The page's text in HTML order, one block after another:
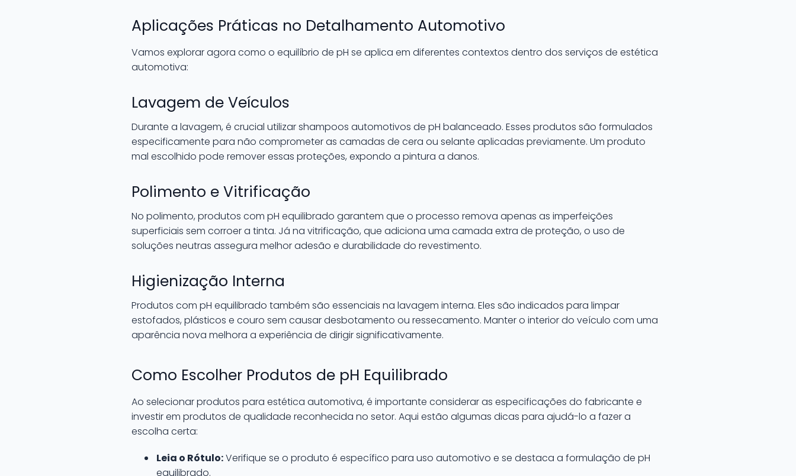
Aplicações Práticas no Detalhamento Automotivo
Vamos explorar agora como o equilíbrio de pH se aplica em diferentes contextos dentro dos serviços de estética
automotiva:
Lavagem de Veículos
Durante a lavagem, é crucial utilizar shampoos automotivos de pH balanceado. Esses produtos são formulados
especificamente para não comprometer as camadas de cera ou selante aplicadas previamente. Um produto
mal escolhido pode remover essas proteções, expondo a pintura a danos.
Polimento e Vitrificação
No polimento, produtos com pH equilibrado garantem que o processo remova apenas as imperfeições
superficiais sem corroer a tinta. Já na vitrificação, que adiciona uma camada extra de proteção, o uso de
soluções neutras assegura melhor adesão e durabilidade do revestimento.
Higienização Interna
Produtos com pH equilibrado também são essenciais na lavagem interna. Eles são indicados para limpar
estofados, plásticos e couro sem causar desbotamento ou ressecamento. Manter o interior do veículo com uma
aparência nova melhora a experiência de dirigir significativamente.
Como Escolher Produtos de pH Equilibrado
Ao selecionar produtos para estética automotiva, é importante considerar as especificações do fabricante e
investir em produtos de qualidade reconhecida no setor. Aqui estão algumas dicas para ajudá-lo a fazer a
escolha certa:
Leia o Rótulo:Verifique se o produto é específico para uso automotivo e se destaca a formulação de pH
equilibrado.